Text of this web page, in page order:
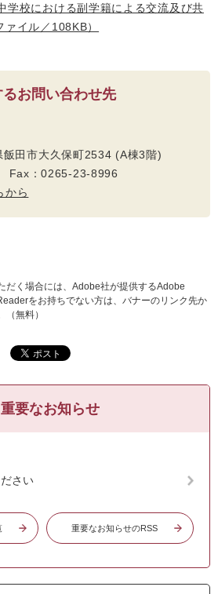
学校における副学籍による交流及び共
イル／108KB）
お問い合わせ先
田市大久保町2534 (A棟3階)
Fax：0265-23-8996
から
だく場合には、Adobe社が提供するAdobe
をお持ちでない方は、バナーのリンク先か
（無料）
重要なお知らせ
さい
重要なお知らせのRSS